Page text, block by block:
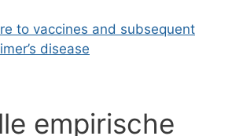
to vaccines and subsequent
disease
empirische